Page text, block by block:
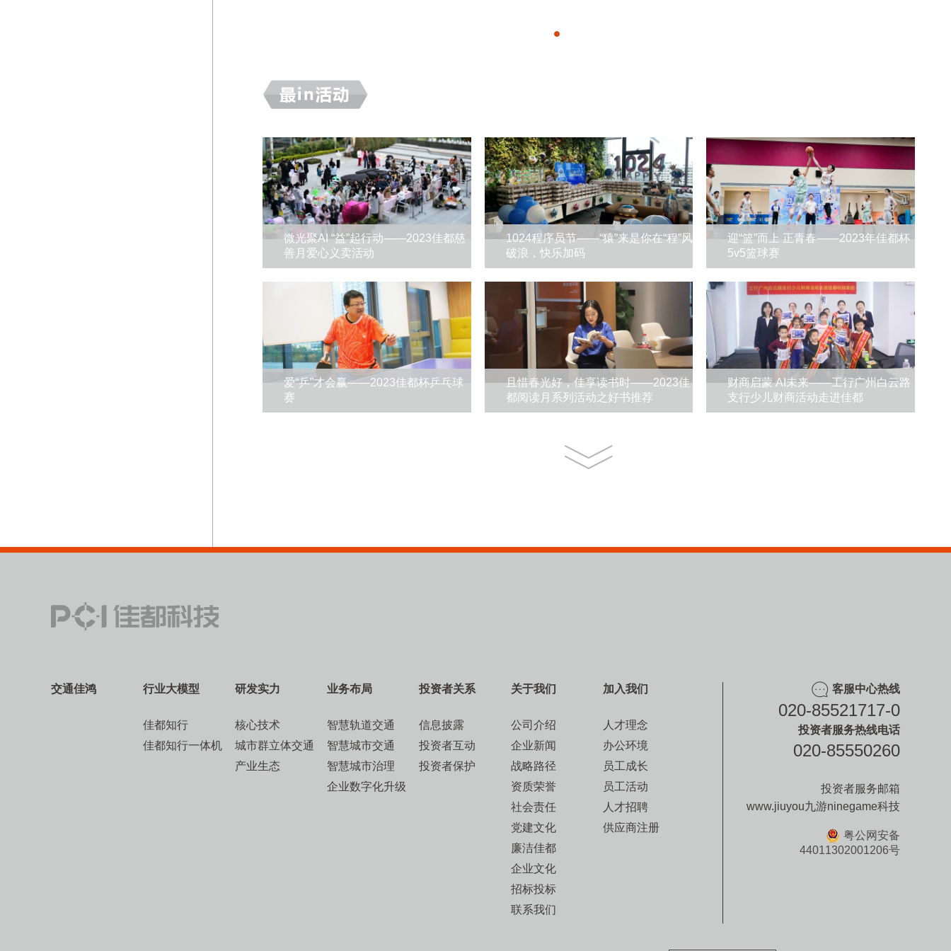
微光聚AI “益”起行动——2023佳都慈
善月爱心义卖活动
1024程序员节——“猿”来是你在“程”风
破浪，快乐加码
迎“篮”而上 正青春——2023年佳都杯
5v5篮球赛
爱“乒”才会赢——2023佳都杯乒乓球
赛
且惜春光好，佳享读书时——2023佳
都阅读月系列活动之好书推荐
财商启蒙 AI未来——工行广州白云路
支行少儿财商活动走进佳都
交通佳鸿 行业大模型
佳都知行
佳都知行一体机
研发实力
核心技术
城市群立体交通
产业生态
业务布局
智慧轨道交通
智慧城市交通
智慧城市治理
企业数字化升级
投资者关系
信息披露
投资者互动
投资者保护
关于我们
公司介绍
企业新闻
战略路径
资质荣誉
社会责任
党建文化
廉洁佳都
企业文化
招标投标
联系我们
加入我们
人才理念
办公环境
员工成长
员工活动
人才招聘
供应商注册
客服中心热线
020-85521717-0
投资者服务热线电话
020-85550260
投资者服务邮箱
www.jiuyou九游ninegame科技
粤公网安备
44011302001206号